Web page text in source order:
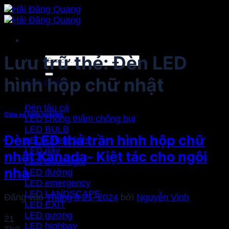
Bỏ
qua
dung
Search
for:
Sản phẩm
Đèn tàu cá
LED chống thấm chống bụi
LED BULB
LED Linear light
LED dây
LED Downlight
LED đường
LED emergency
LED LANDSCAPE
LED EXIT
LED gương
LED highbay
Lưu trữ thẻ:Đèn LED
hình hộp chữ nhật
Chia sẻ kinh nghiệm
Đèn LED thả trần hình hộp chữ
nhật Kanada- Kiệt tác cho ngôi
nhà
Đăng vàoTháng 8 21, 2024 bởi Nguyễn Vinh
21